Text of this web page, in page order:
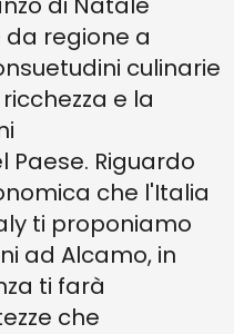
regione a
culinarie
e la
Riguardo
che l'Italia
ti proponiamo
ad Alcamo, in
ti farà
che